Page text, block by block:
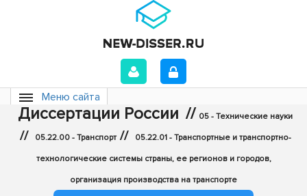
Меню сайта
Диссертации России // 05 - Технические науки
// 05.22.00 - Транспорт // 05.22.01 - Транспортные и транспортно-
технологические системы страны, ее регионов и городов,
организация производства на транспорте